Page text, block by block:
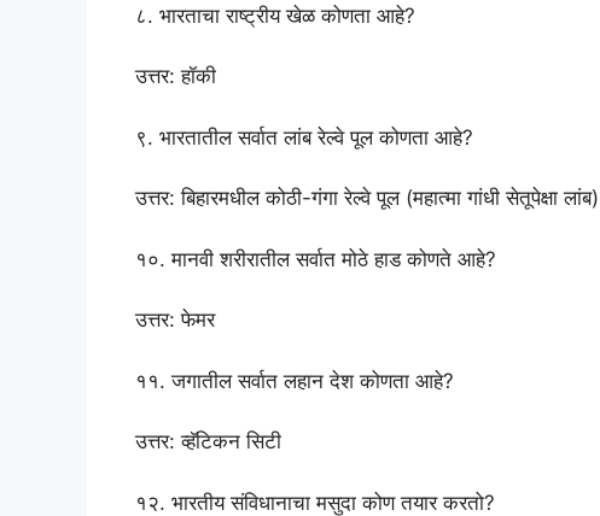
८. भारताचा राष्ट्रीय खेळ कोणता आहे?
उत्तर: हॉकी
९. भारतातील सर्वात लांब रेल्वे पूल कोणता आहे?
उत्तर: बिहारमधील कोठी-गंगा रेल्वे पूल (महात्मा गांधी सेतूपेक्षा लांब)
१०. मानवी शरीरातील सर्वात मोठे हाड कोणते आहे?
उत्तर: फेमर
११. जगातील सर्वात लहान देश कोणता आहे?
उत्तर: व्हॅटिकन सिटी
१२. भारतीय संविधानाचा मसुदा कोण तयार करतो?